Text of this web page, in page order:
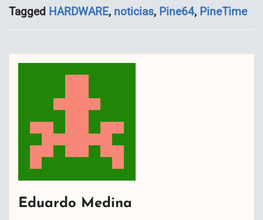
Tagged HARDWARE, noticias, Pine64, PineTime
Eduardo Medina